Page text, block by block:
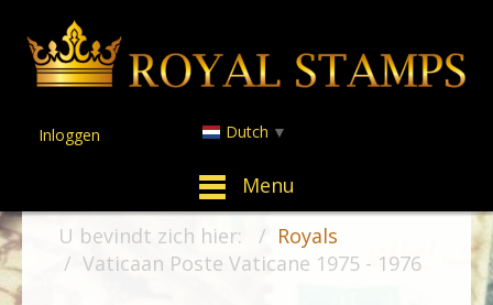
Menu
Inloggen Dutch ▼
U bevindt zich hier:
Royals
Vaticaan Poste Vaticane 1975 - 1976